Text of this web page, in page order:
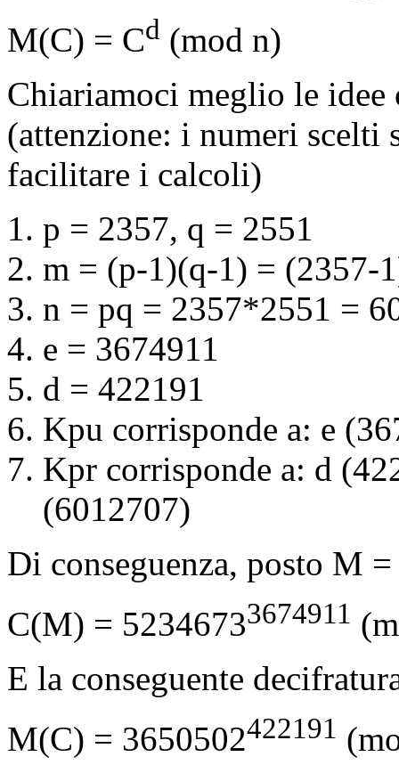
M(C) = Cd (mod n)
Chiariamoci meglio le idee
(attenzione: i numeri scelti
facilitare i calcoli)
p = 2357, q = 2551
m = (p-1)(q-1) = (2357-
n = pq = 2357*2551 =
e = 3674911
d = 422191
Kpu corrisponde a: e
Kpr corrisponde a: d
(6012707)
Di conseguenza, posto M
C(M) = 52346733674911
E la conseguente
M(C) = 3650502422191